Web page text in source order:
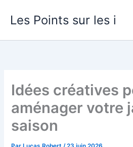
Les Points sur les i
Idées créatives
aménager votre
saison